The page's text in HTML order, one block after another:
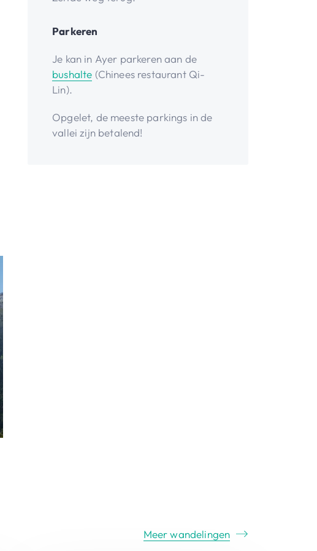
Parkeren
Je kan in Ayer parkeren aan de
bushalte (Chinees restaurant Qi-
Lin).
Opgelet, de meeste parkings in de
vallei zijn betalend!
Meer wandelingen